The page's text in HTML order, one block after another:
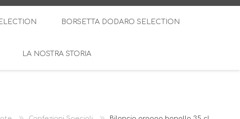
REGISTRATI
BORSETTA DODARO SELECTION
LA NOSTRA STORIA